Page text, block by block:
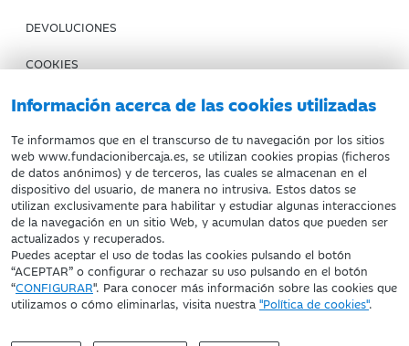
Información acerca de las cookies utilizadas
Te informamos que en el transcurso de tu navegación por los sitios
web www.fundacionibercaja.es, se utilizan cookies propias (ficheros
de datos anónimos) y de terceros, las cuales se almacenan en el
dispositivo del usuario, de manera no intrusiva. Estos datos se
utilizan exclusivamente para habilitar y estudiar algunas interacciones
de la navegación en un sitio Web, y acumulan datos que pueden ser
actualizados y recuperados.
Puedes aceptar el uso de todas las cookies pulsando el botón
“ACEPTAR” o configurar o rechazar su uso pulsando en el botón
“CONFIGURAR". Para conocer más información sobre las cookies que
utilizamos o cómo eliminarlas, visita nuestra "Política de cookies".
DEVOLUCIONES
COOKIES
CONDICIONES DE COMPRA
IBERCAJA BANCO
Fundación Bancaria Ibercaja. C.I.F. G-50000652.
Inscrita en el Registro de Fundaciones del Mº de Educación,
Cultura y Deporte con el nº 1689.
Domicilio social: Joaquín Costa, 13. 50001 Zaragoza.